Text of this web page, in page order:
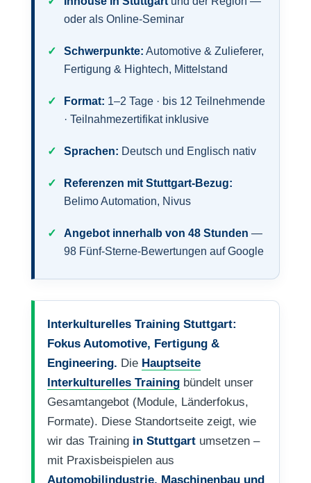
oder als Online-Seminar
Schwerpunkte: Automotive & Zulieferer,
Fertigung & Hightech, Mittelstand
Format: 1–2 Tage · bis 12 Teilnehmende
· Teilnahmezertifikat inklusive
Sprachen: Deutsch und Englisch nativ
Referenzen mit Stuttgart-Bezug:
Belimo Automation, Nivus
Angebot innerhalb von 48 Stunden —
98 Fünf-Sterne-Bewertungen auf Google
Interkulturelles Training Stuttgart:
Fokus Automotive, Fertigung &
Engineering. Die Hauptseite
Interkulturelles Trainingbündelt unser
Gesamtangebot (Module, Länderfokus,
Formate). Diese Standortseite zeigt, wie
wir das Training in Stuttgartumsetzen –
mit Praxisbeispielen aus
Automobilindustrie, Maschinenbau und